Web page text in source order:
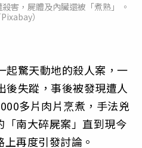
害，屍體及內臟還被「煮熟」 。
Pixabay）
起驚天動地的殺人案，一
後失蹤，事後被發現遭人
多片肉片烹煮，手法兇
南大碎屍案」直到現今
再度引發討論。